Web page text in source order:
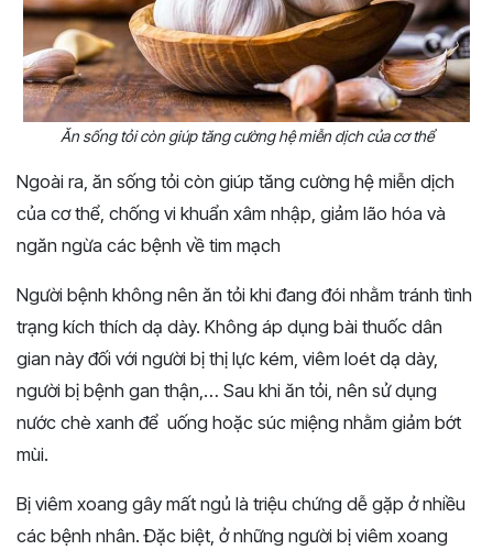
Ăn sống tỏi còn giúp tăng cường hệ miễn dịch của cơ thể
Ngoài ra, ăn sống tỏi còn giúp tăng cường hệ miễn dịch
của cơ thể, chống vi khuẩn xâm nhập, giảm lão hóa và
ngăn ngừa các bệnh về tim mạch
Người bệnh không nên ăn tỏi khi đang đói nhằm tránh tình
trạng kích thích dạ dày. Không áp dụng bài thuốc dân
gian này đối với người bị thị lực kém, viêm loét dạ dày,
người bị bệnh gan thận,… Sau khi ăn tỏi, nên sử dụng
nước chè xanh để uống hoặc súc miệng nhằm giảm bớt
mùi.
Bị viêm xoang gây mất ngủ là triệu chứng dễ gặp ở nhiều
các bệnh nhân. Đặc biệt, ở những người bị viêm xoang